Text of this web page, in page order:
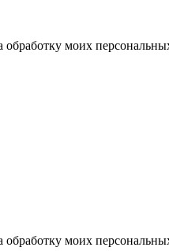
обработку моих
обработку моих